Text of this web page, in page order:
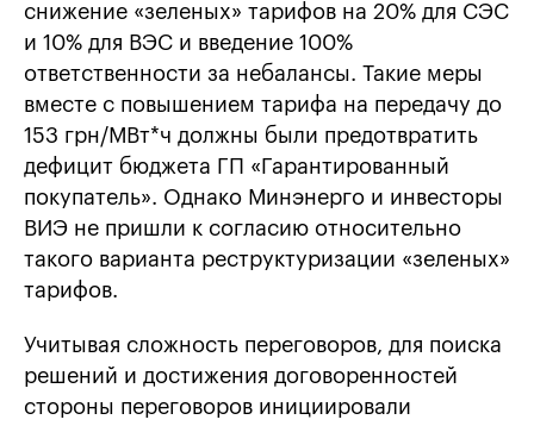
снижение «зеленых» тарифов на 20% для СЭС
и 10% для ВЭС и введение 100%
ответственности за небалансы. Такие меры
вместе с повышением тарифа на передачу до
153 грн/МВт*ч должны были предотвратить
дефицит бюджета ГП «Гарантированный
покупатель». Однако Минэнерго и инвесторы
ВИЭ не пришли к согласию относительно
такого варианта реструктуризации «зеленых»
тарифов.
Учитывая сложность переговоров, для поиска
решений и достижения договоренностей
стороны переговоров инициировали